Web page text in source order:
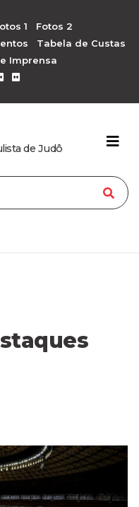
1
Fotos 2
Tabela de Custas
Imprensa
de Judô